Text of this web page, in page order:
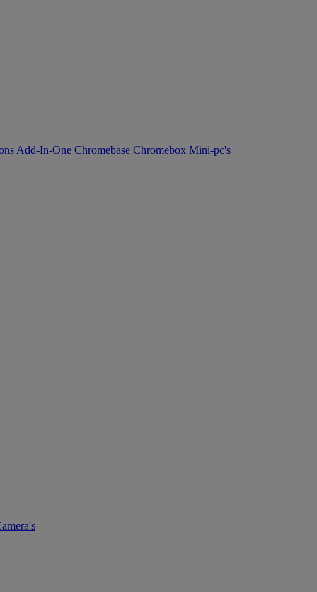
Add-In-One Chromebase Chromebox Mini-pc's